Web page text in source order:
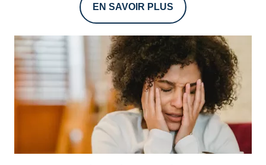
EN SAVOIR PLUS